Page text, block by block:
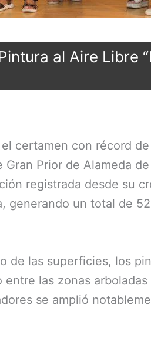
al Aire Libre
certamen con récord
Gran Prior de Alameda
registrada desde su
generando un total de
de las superficies, los
las zonas
se amplió